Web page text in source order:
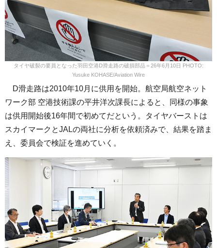
タイヤ破裂の要員となった羽田空港D滑走路の破損部品＝26年6月10日 PHOTO:
Yusuke KOHASE/Aviation Wire
D滑走路は2010年10月に供用を開始。航空局航空ネット
ワーク部 空港技術課の平井洋次課長によると、同様の事象
は供用開始後16年間で初めてだという。タイヤバーストは
スカイマークとJALの両社に分析を依頼済みで、結果を踏ま
え、委員会で検証を進めていく。